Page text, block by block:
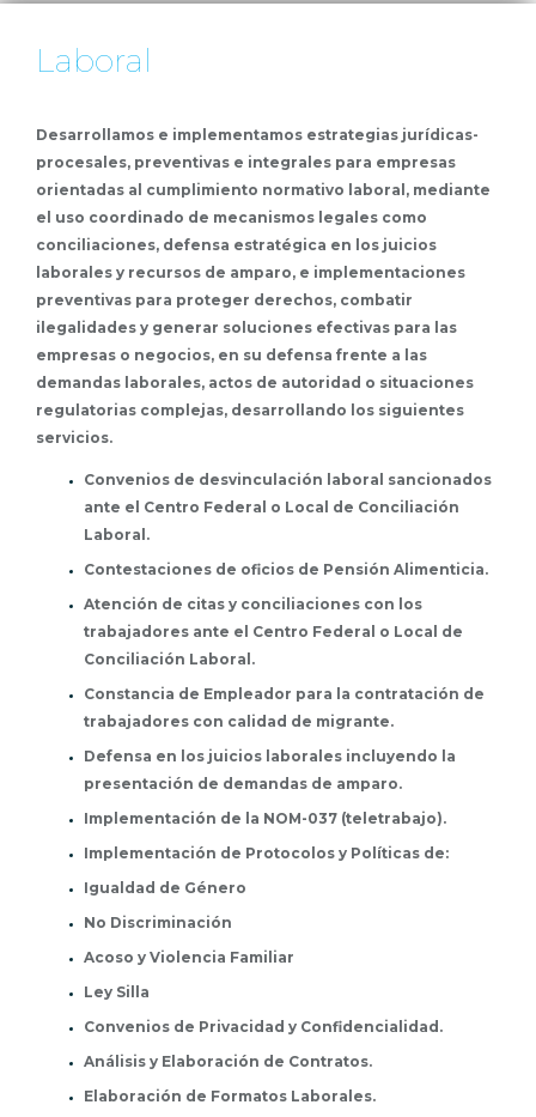
Laboral
Desarrollamos e implementamos estrategias jurídicas-
procesales, preventivas e integrales para empresas
orientadas al cumplimiento normativo laboral, mediante
el uso coordinado de mecanismos legales como
conciliaciones, defensa estratégica en los juicios
laborales y recursos de amparo, e implementaciones
preventivas para proteger derechos, combatir
ilegalidades y generar soluciones efectivas para las
empresas o negocios, en su defensa frente a las
demandas laborales, actos de autoridad o situaciones
regulatorias complejas, desarrollando los siguientes
servicios.
Convenios de desvinculación laboral sancionados
ante el Centro Federal o Local de Conciliación
Laboral.
Contestaciones de oficios de Pensión Alimenticia.
Atención de citas y conciliaciones con los
trabajadores ante el Centro Federal o Local de
Conciliación Laboral.
Constancia de Empleador para la contratación de
trabajadores con calidad de migrante.
Defensa en los juicios laborales incluyendo la
presentación de demandas de amparo.
Implementación de la NOM-037 (teletrabajo).
Implementación de Protocolos y Políticas de:
Igualdad de Género
No Discriminación
Acoso y Violencia Familiar
Ley Silla
Convenios de Privacidad y Confidencialidad.
Análisis y Elaboración de Contratos.
Elaboración de Formatos Laborales.